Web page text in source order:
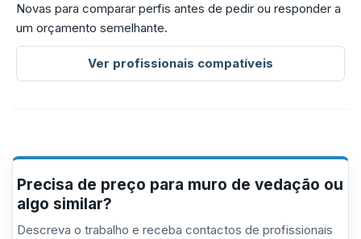
Novas para comparar perfis antes de pedir ou responder a
um orçamento semelhante.
Ver profissionais compatíveis
Precisa de preço para muro de vedação ou
algo similar?
Descreva o trabalho e receba contactos de profissionais